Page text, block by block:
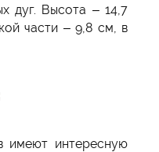
дуг. Высота – 14,7
части – 9,8 см, в
имеют интересную